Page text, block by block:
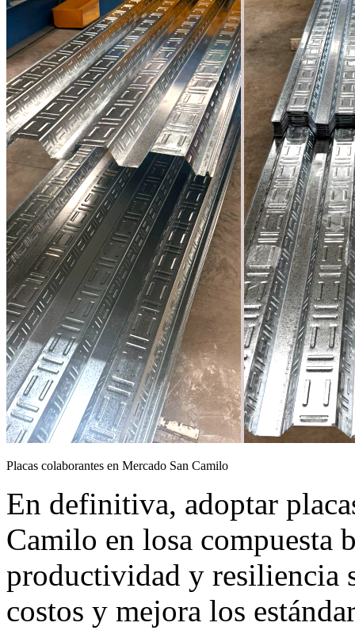
Placas colaborantes en Mercado San Camilo
En definitiva, adoptar
Camilo en losa compuesta
productividad y resiliencia
costos y mejora los